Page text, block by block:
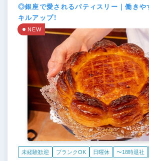
◎銀座で愛されるパティスリー｜働きや
キルアップ！
NEW
未経験歓迎 ブランクOK 日曜休 〜18時退社